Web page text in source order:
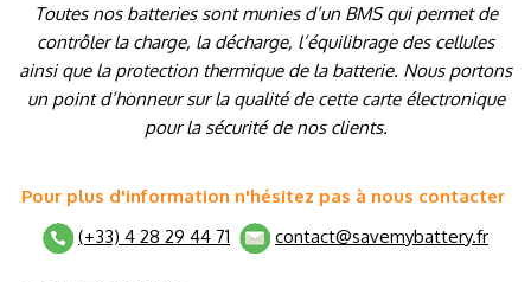
Toutes nos batteries sont munies d’un BMS qui permet de
contrôler la charge, la décharge, l’équilibrage des cellules
ainsi que la protection thermique de la batterie. Nous portons
un point d’honneur sur la qualité de cette carte électronique
pour la sécurité de nos clients.
Pour plus d'information n'hésitez pas à nous contacter
(+33) 4 28 29 44 71
contact@savemybattery.fr